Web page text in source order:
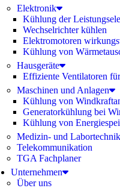
Elektronik
Kühlung der
Wechselrichter kühlen
Elektromotoren
Kühlung von
Hausgeräte
Effiziente Ventilatoren
Maschinen und Anlagen
Kühlung von
Generatorkühlung bei
Kühlung von
Medizin- und Labortechnik
Telekommunikation
TGA Fachplaner
Unternehmen
Über uns